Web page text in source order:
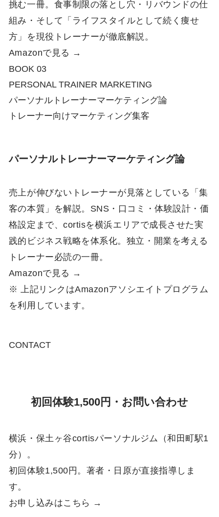
挑む一冊。食事制限の落とし穴・リバウンドの仕
組み・そして「ライフスタイルとして続く痩せ
方」を現役トレーナーが徹底解説。
Amazonで見る →
BOOK 03
PERSONAL TRAINER MARKETING
パーソナルトレーナーマーケティング論
トレーナー向けマーケティング集客
パーソナルトレーナーマーケティング論
売上が伸びないトレーナーが見落としている「集
客の本質」を解説。SNS・口コミ・体験設計・価
格設定まで、cortisを横浜エリアで成長させた実
践的ビジネス戦略を体系化。独立・開業を考える
トレーナー必読の一冊。
Amazonで見る →
※ 上記リンクはAmazonアソシエイトプログラム
を利用しています。
CONTACT
初回体験1,500円・お問い合わせ
横浜・保土ヶ谷cortisパーソナルジム（和田町駅1
分）。
初回体験1,500円。著者・日原が直接指導しま
す。
お申し込みはこちら →